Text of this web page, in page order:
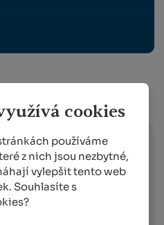
cookies
používáme
z nich jsou nezbytné,
vylepšit tento web
Souhlasíte s
následující
ve kterém objednávku
pak probíhá
po dni expedici.